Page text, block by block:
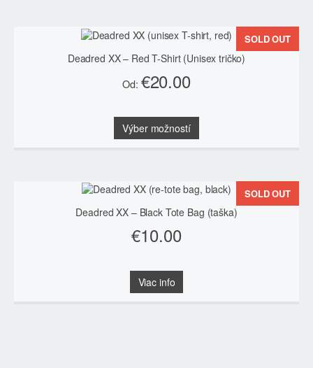
Možnosti
si
môžete
SOLD OUT
Deadred XX – Red T-Shirt (Unisex tričko)
Od: €20.00
Výber možností
Možnosti
si
môžete
vybrať
SOLD OUT
Deadred XX – Black Tote Bag (taška)
€10.00
Viac info